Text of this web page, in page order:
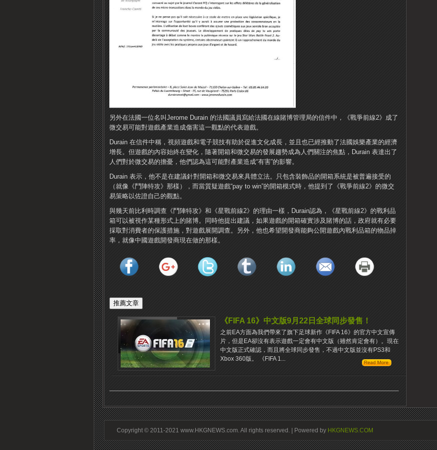
另外在法國一位名叫Jerome Durain 的法國議員寫給法國在線賭博管理局的信件中，《戰爭前線2》成了
微交易可能對遊戲產業造成傷害這一觀點的代表遊戲。
Durain 在信件中稱，視頻遊​​​​戲和電子競技有助於促進文化成長，並且也已經推動了法國娛樂產業的經濟
增長。 但遊戲的內容始終在變化，隨著開箱和微交易的發展趨勢成為人們關注的焦點，Durain 表達出了
人們對於微交易的擔憂，他們認為這可能對產業造成“有害”的影響。
Durain 表示，他不是在建議針對開箱和微交易來具體立法。 只包含裝飾品的開箱系統是被普遍接受的
（就像《鬥​​陣特攻》那樣），而當質疑遊戲“pay to win”的開箱模式時，他提到了《戰爭前線2》的微交
易策略以佐證自己的觀點。
與幾天前比利時調查《鬥陣特攻》和《星戰前線2》的理由一樣，Durain認為，《星戰前線2》的戰利品
箱可以被視作某種形式上的賭博。
同時他提出建議，如果遊戲的開箱確實涉及賭博的話，政府就有必要
採取對消費者的保護措施，對遊戲展開調查。
另外，他也希望開發商能夠公開遊戲內戰利品箱的物品掉
率，就像中國遊戲開發商現在做的那樣。
《FIFA 16》中文版9月22日全球同步發售！
之前EA方面為我們帶來了旗下足球新作《FIFA 16》的官方中文宣傳
片，但是EA卻沒有表示遊戲一定會有中文版（雖然肯定會有）。現在
中文版正式確認，而且將全球同步發售，不過中文版並沒有PS3和
Xbox 360版。 《FIFA 1...
Copyright © 2011-2021 www.HKGNEWS.com. All rights reserved. | Powered by HKGNEWS.COM